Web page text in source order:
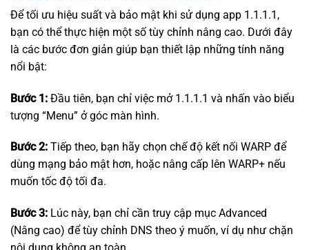
Để tối ưu hiệu suất và bảo mật khi sử dụng app 1.1.1.1,
bạn có thể thực hiện một số tùy chỉnh nâng cao. Dưới đây
là các bước đơn giản giúp bạn thiết lập những tính năng
nổi bật:
Bước 1: Đầu tiên, bạn chỉ việc mở 1.1.1.1 và nhấn vào biểu
tượng “Menu” ở góc màn hình.
Bước 2: Tiếp theo, bạn hãy chọn chế độ kết nối WARP để
dùng mạng bảo mật hơn, hoặc nâng cấp lên WARP+ nếu
muốn tốc độ tối đa.
Bước 3: Lúc này, bạn chỉ cần truy cập mục Advanced
(Nâng cao) để tùy chỉnh DNS theo ý muốn, ví dụ như chặn